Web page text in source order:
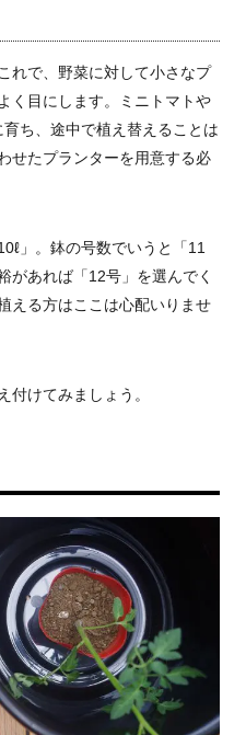
れで、野菜に対して小さなプ
く目にします。ミニトマトや
育ち、途中で植え替えることは
せたプランターを用意する必
」 。鉢の号数でいうと「11
があれば「12号」を選んでく
える方はここは心配いりませ
付けてみましょう。